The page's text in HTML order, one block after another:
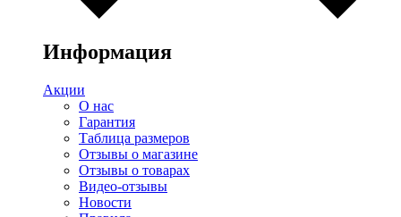
Информация
Акции
О нас
Гарантия
Таблица размеров
Отзывы о магазине
Отзывы о товарах
Видео-отзывы
Новости